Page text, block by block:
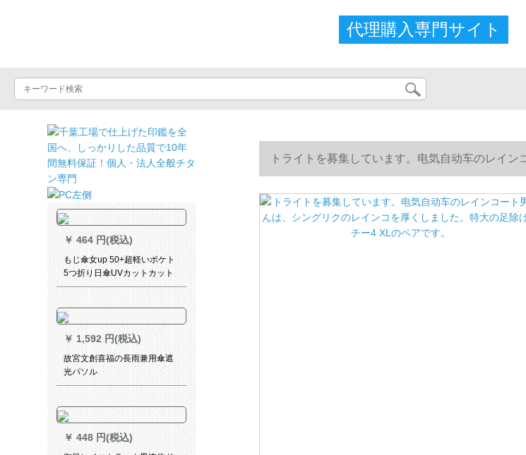
代理購入専門サイト
￥ 464 円(税込)
もじ傘女up 50+超軽いポケト
5つ折り日傘UVカットカット
紫外線パソル晴雨兼用傘コー
￥ 1,592 円(税込)
故宮文創喜福の長雨兼用傘遮
光パソル
￥ 448 円(税込)
トライトを募集しています。电気自动车のレイ
チー4 XLのペアです。